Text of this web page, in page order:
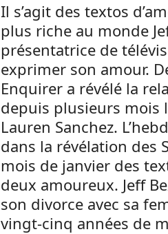
Il s’agit des textos
plus riche au monde
présentatrice de
exprimer son amour.
Enquirer a révélé la
depuis plusieurs mois
Lauren Sanchez.
dans la révélation des
mois de janvier des
deux amoureux. Jeff
son divorce avec sa
vingt-cinq années de